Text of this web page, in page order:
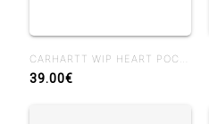
39.00€